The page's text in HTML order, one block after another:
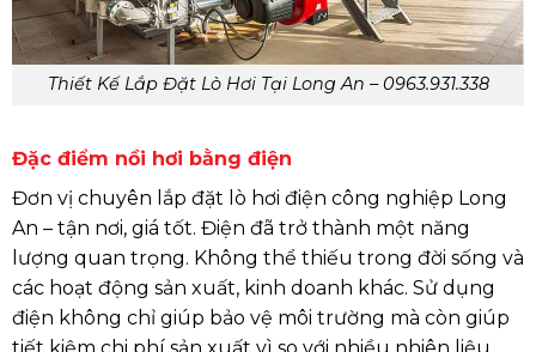
Thiết Kế Lắp Đặt Lò Hơi Tại Long An – 0963.931.338
Đặc điểm nồi hơi bằng điện
Đơn vị chuyên lắp đặt lò hơi điện công nghiệp Long
An – tận nơi, giá tốt. Điện đã trở thành một năng
lượng quan trọng. Không thể thiếu trong đời sống và
các hoạt động sản xuất, kinh doanh khác. Sử dụng
điện không chỉ giúp bảo vệ môi trường mà còn giúp